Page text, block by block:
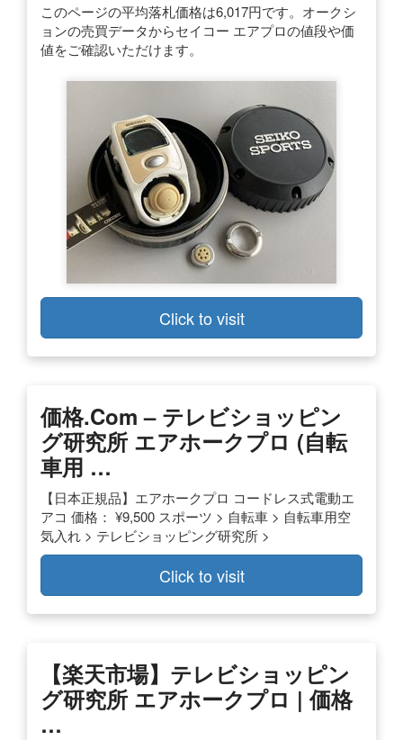
このページの平均落札価格は6,017円です。オークシ
ョンの売買データからセイコー エアプロの値段や価
値をご確認いただけます。
Click to visit
価格.com – テレビショッピン
グ研究所 エアホークプロ (自転
車用 …
【日本正規品】エアホークプロ コードレス式電動エ
アコ 価格： ¥9,500 スポーツ > 自転車 > 自転車用空
気入れ > テレビショッピング研究所 >
Click to visit
【楽天市場】テレビショッピン
グ研究所 エアホークプロ | 価格
…